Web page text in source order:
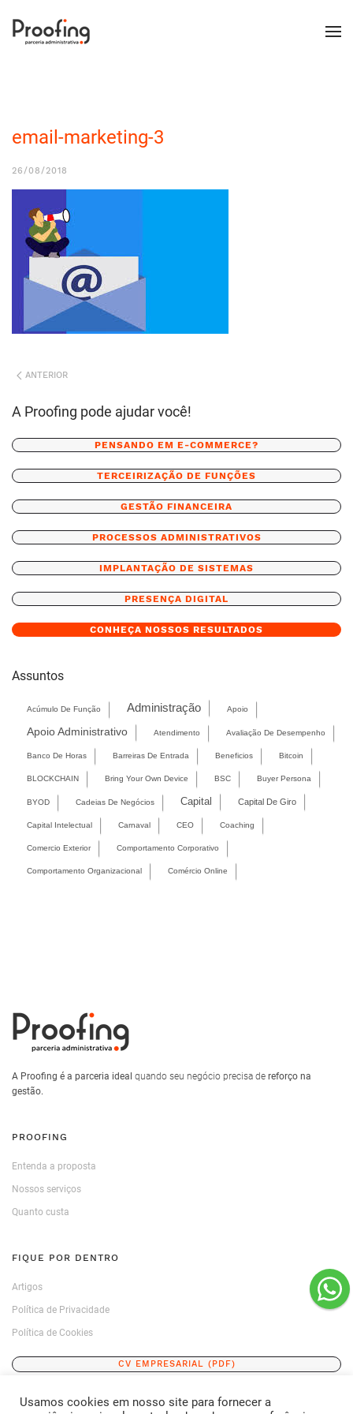
email-marketing-3
26/08/2018
ANTERIOR
A Proofing pode ajudar você!
PENSANDO EM E-COMMERCE?
TERCEIRIZAÇÃO DE FUNÇÕES
GESTÃO FINANCEIRA
PROCESSOS ADMINISTRATIVOS
IMPLANTAÇÃO DE SISTEMAS
PRESENÇA DIGITAL
CONHEÇA NOSSOS RESULTADOS
Assuntos
Acúmulo De Função Administração Apoio
Apoio Administrativo Atendimento Avaliação De Desempenho
Banco De Horas Barreiras De Entrada Beneficios Bitcoin
BLOCKCHAIN Bring Your Own Device BSC Buyer Persona
BYOD Cadeias De Negócios Capital Capital De Giro
Capital Intelectual Carnaval CEO Coaching
Comercio Exterior Comportamento Corporativo
Comportamento Organizacional Comércio Online
A Proofing é a parceria ideal quando seu negócio precisa de reforço na
gestão.
PROOFING
Entenda a proposta
Nossos serviços
Quanto custa
FIQUE POR DENTRO
Artigos
Política de Privacidade
Política de Cookies
CV EMPRESARIAL (PDF)
ENTRE EM CONTATO
Usamos cookies em nosso site para fornecer a